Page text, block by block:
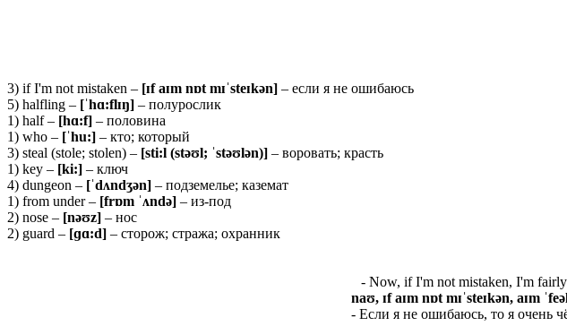
3) if I'm not mistaken – [ɪf aɪm nɒt mɪˈsteɪkən] – если я не ошибаюсь
5) halfling – [ˈhɑ:flɪŋ] – полурослик
1) half – [hɑ:f] – половина
1) who – [ˈhu:] – кто; который
3) steal (stole; stolen) – [sti:l (stəʊl; ˈstəʊlən)] – воровать; красть
1) key – [ki:] – ключ
4) dungeon – [ˈdʌndʒən] – подземелье; каземат
1) from under – [frɒm ˈʌndə] – из-под
2) nose – [nəʊz] – нос
2) guard – [ɡɑ:d] – сторож; стража; охранник
- Now, if I'm not mistaken, I'm
naʊ, ɪf aɪm nɒt mɪˈsteɪkən, aɪm
- Если я не ошибаюсь, то я очень